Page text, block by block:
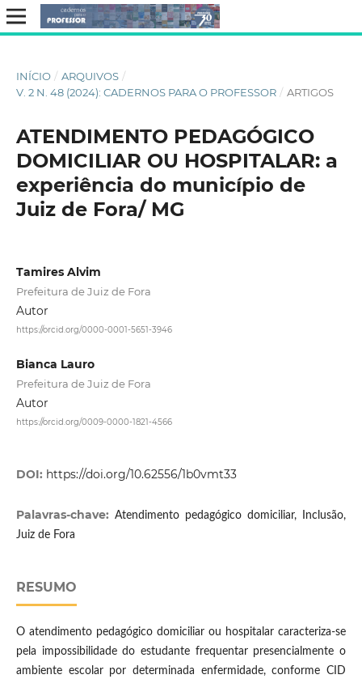
INÍCIO / ARQUIVOS /
V. 2 N. 48 (2024): CADERNOS PARA O PROFESSOR / ARTIGOS
ATENDIMENTO PEDAGÓGICO
DOMICILIAR OU HOSPITALAR: a
experiência do município de
Juiz de Fora/ MG
Tamires Alvim
Prefeitura de Juiz de Fora
Autor
https://orcid.org/0000-0001-5651-3946
Bianca Lauro
Prefeitura de Juiz de Fora
Autor
https://orcid.org/0009-0000-1821-4566
DOI: https://doi.org/10.62556/1b0vmt33
Palavras-chave: Atendimento pedagógico domiciliar, Inclusão,
Juiz de Fora
RESUMO
O atendimento pedagógico domiciliar ou hospitalar caracteriza-se
pela impossibilidade do estudante frequentar presencialmente o
ambiente escolar por determinada enfermidade, conforme CID